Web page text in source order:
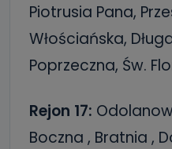
Piotrusia Pana,
Włościańska,
Poprzeczna, Św.
Rejon 17:
Boczna , Bratnia ,